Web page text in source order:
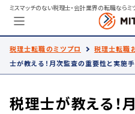
ミスマッチのない税理士・会計業界の転職ならミ
税理士転職のミツプロ 税理士転職
士が教える！月次監査の重要性と実施
税理士が教える！